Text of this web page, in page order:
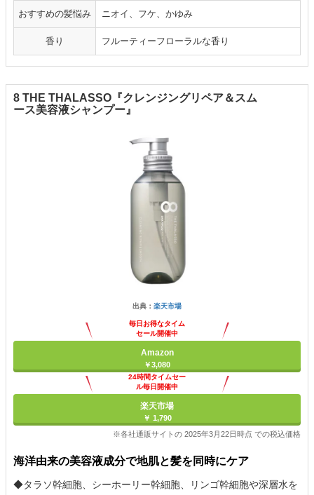
おすすめの髪悩み ニオイ、フケ、かゆみ
香り フルーティーフローラルな香り
8 THE THALASSO『クレンジングリペア＆スム
ース美容液シャンプー』
出典： 楽天市場
毎日お得なタイム
セール開催中
Amazon
￥3,080
24時間タイムセー
ル毎日開催中
楽天市場
￥ 1,790
※各社通販サイトの 2025年3月22日時点 での税込価格
海洋由来の美容液成分で地肌と髪を同時にケア
◆タラソ幹細胞、シーホーリー幹細胞、リンゴ幹細胞や深層水を